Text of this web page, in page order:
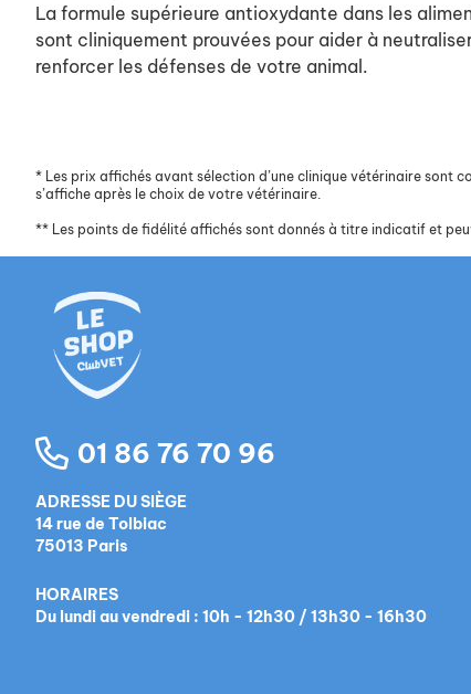
La formule supérieure antioxydante dans les
sont cliniquement prouvées pour aider à
renforcer les défenses de votre animal.
* Les prix affichés avant sélection d’une clinique vétérinaire
s’affiche après le choix de votre vétérinaire.
** Les points de fidélité affichés sont donnés à titre indicatif et
01 86 76 70 96
ADRESSE DU SIÈGE
14 rue de Tolbiac
75013 Paris
HORAIRES
Du lundi au vendredi : 10h - 12h30 / 13h30 - 16h30